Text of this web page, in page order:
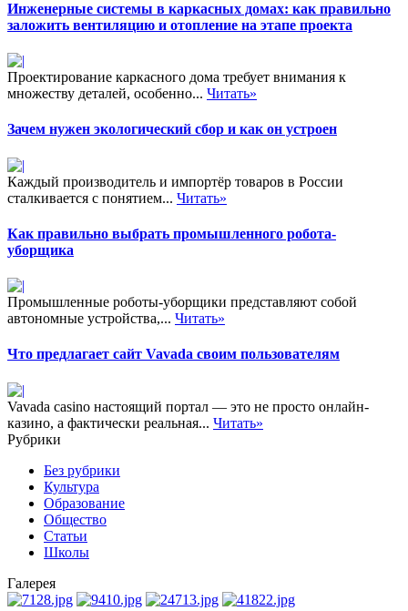
Инженерные системы в каркасных домах: как правильно
заложить вентиляцию и отопление на этапе проекта
Проектирование каркасного дома требует внимания к
множеству деталей, особенно... Читать»
Зачем нужен экологический сбор и как он устроен
Каждый производитель и импортёр товаров в России
сталкивается с понятием... Читать»
Как правильно выбрать промышленного робота-
уборщика
Промышленные роботы-уборщики представляют собой
автономные устройства,... Читать»
Что предлагает сайт Vavada своим пользователям
Vavada casino настоящий портал — это не просто онлайн-
казино, а фактически реальная... Читать»
Рубрики
Без рубрики
Культура
Образование
Общество
Статьи
Школы
Галерея